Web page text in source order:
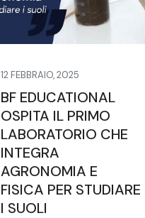
12 FEBBRAIO, 2025
BF EDUCATIONAL
OSPITA IL PRIMO
LABORATORIO CHE
INTEGRA
AGRONOMIA E
FISICA PER STUDIARE
I SUOLI